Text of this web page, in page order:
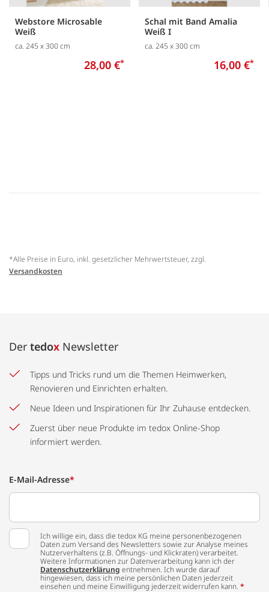
Webstore Microsable
Weiß
ca. 245 x 300 cm
28,00 €*
Schal mit Band Amalia
Weiß I
ca. 245 x 300 cm
16,00 €*
*Alle Preise in Euro, inkl. gesetzlicher Mehrwertsteuer, zzgl.
Versandkosten
Der tedox Newsletter
Tipps und Tricks rund um die Themen Heimwerken,
Renovieren und Einrichten erhalten.
Neue Ideen und Inspirationen für Ihr Zuhause entdecken.
Zuerst über neue Produkte im tedox Online-Shop
informiert werden.
E-Mail-Adresse*
Ich willige ein, dass die tedox KG meine personenbezogenen
Daten zum Versand des Newsletters sowie zur Analyse meines
Nutzerverhaltens (z.B. Öffnungs- und Klickraten) verarbeitet.
Weitere Informationen zur Datenverarbeitung kann ich der
Datenschutzerklärung entnehmen. Ich wurde darauf
hingewiesen, dass ich meine persönlichen Daten jederzeit
einsehen und meine Einwilligung jederzeit widerrufen kann. *